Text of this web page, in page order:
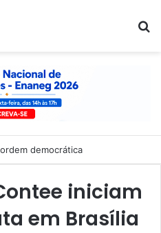
democrática
iniciam
em Brasília